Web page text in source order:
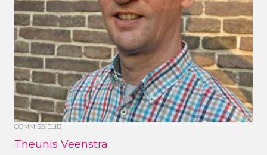
COMMISSIELID
Theunis Veenstra